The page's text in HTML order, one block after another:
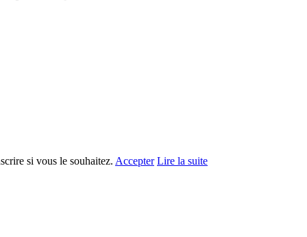
si vous le souhaitez. Accepter Lire la suite